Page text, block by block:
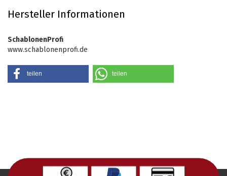
Hersteller Informationen
SchablonenProfi
www.schablonenprofi.de
teilen teilen